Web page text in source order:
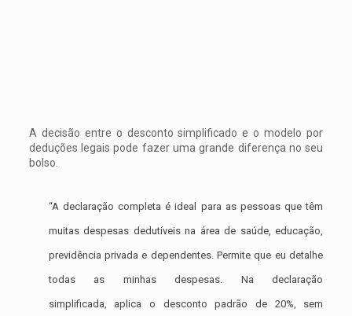
A decisão entre o desconto simplificado e o modelo por
deduções legais pode fazer uma grande diferença no seu
bolso.
“A declaração completa é ideal para as pessoas que têm
muitas despesas dedutíveis na área de saúde, educação,
previdência privada e dependentes. Permite que eu detalhe
todas as minhas despesas. Na declaração
simplificada, aplica o desconto padrão de 20%, sem